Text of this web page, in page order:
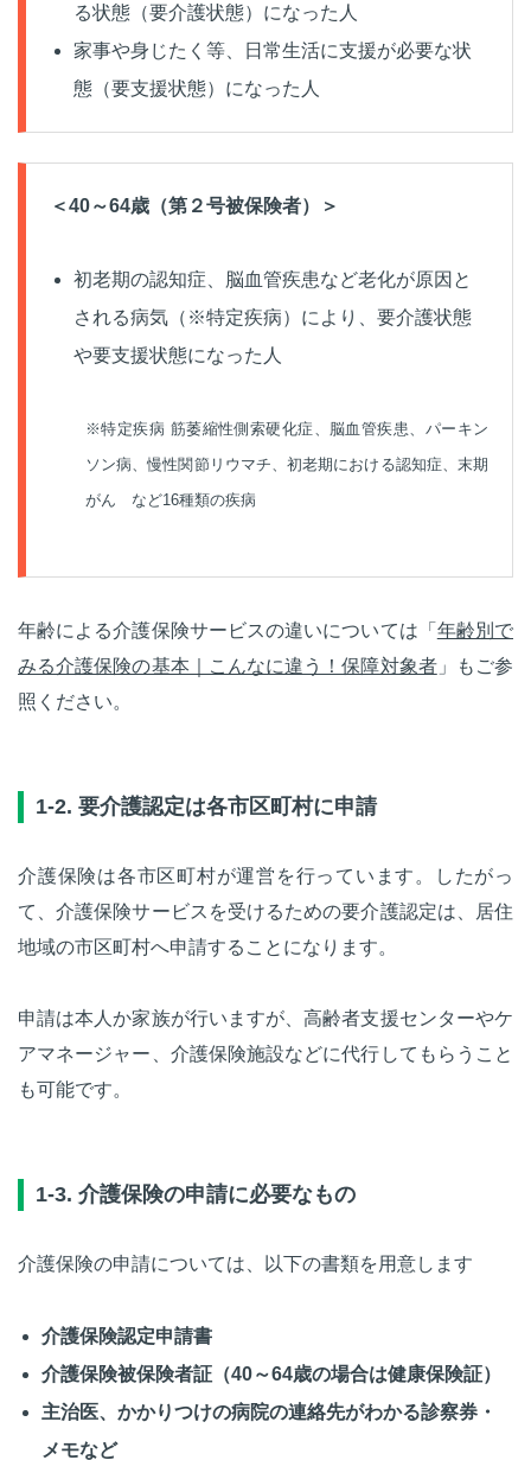
る状態（要介護状態）になった人
家事や身じたく等、日常生活に支援が必要な状
態（要支援状態）になった人
＜40～64歳（第２号被保険者）＞
初老期の認知症、脳血管疾患など老化が原因と
される病気（※特定疾病）により、要介護状態
や要支援状態になった人
※特定疾病 筋萎縮性側索硬化症、脳血管疾患、パーキン
ソン病、慢性関節リウマチ、初老期における認知症、末期
がん など16種類の疾病
年齢による介護保険サービスの違いについては「 年齢別で
みる介護保険の基本｜こんなに違う！保障対象者」もご参
照ください。
1-2. 要介護認定は各市区町村に申請
介護保険は各市区町村が運営を行っています。したがっ
て、介護保険サービスを受けるための要介護認定は、居住
地域の市区町村へ申請することになります。
申請は本人か家族が行いますが、高齢者支援センターやケ
アマネージャー、介護保険施設などに代行してもらうこと
も可能です。
1-3. 介護保険の申請に必要なもの
介護保険の申請については、以下の書類を用意します
介護保険認定申請書
介護保険被保険者証（40～64歳の場合は健康保険証）
主治医、かかりつけの病院の連絡先がわかる診察券・
メモなど